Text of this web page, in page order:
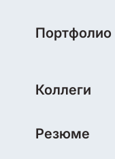
Портфолио
Коллеги
Резюме